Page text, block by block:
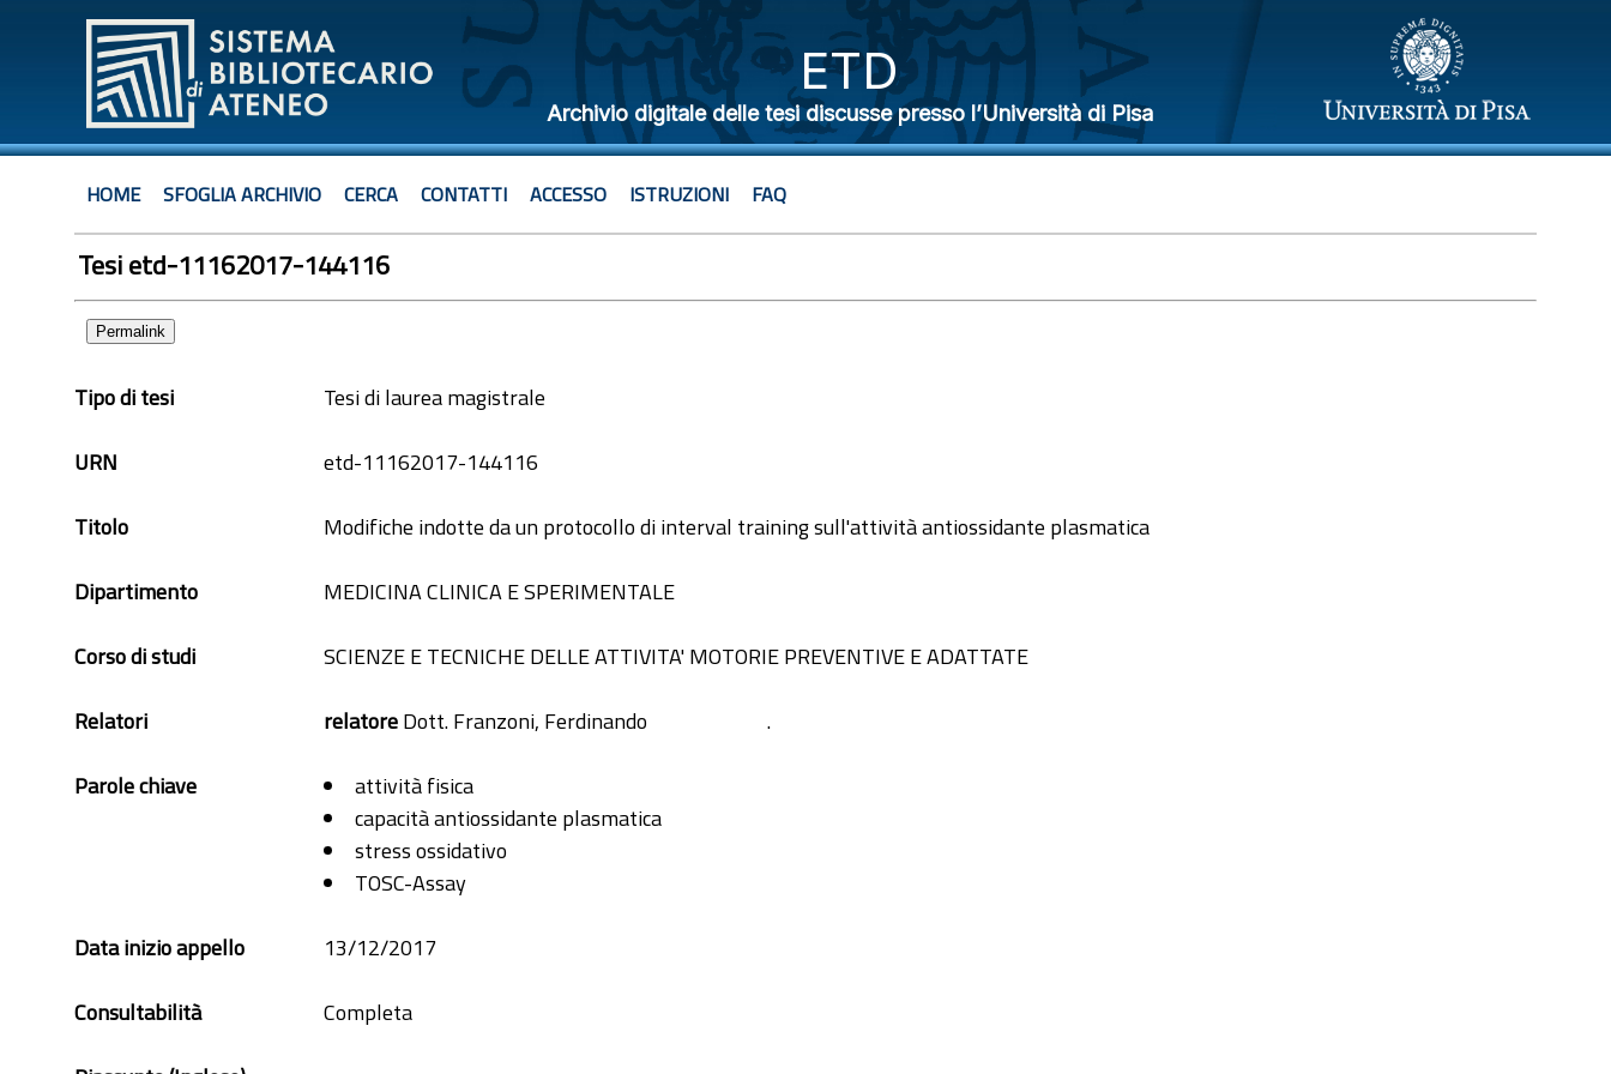
ETD
Archivio digitale delle tesi discusse presso l’Università di Pisa
HOME SFOGLIA ARCHIVIO CERCA CONTATTI ACCESSO ISTRUZIONI FAQ
Tesi etd-11162017-144116
Permalink
Tipo di tesi
Tesi di laurea magistrale
URN
etd-11162017-144116
Titolo
Modifiche indotte da un protocollo di interval training sull'attività antiossidante plasmatica
Dipartimento
MEDICINA CLINICA E SPERIMENTALE
Corso di studi
SCIENZE E TECNICHE DELLE ATTIVITA' MOTORIE PREVENTIVE E ADATTATE
Relatori
.
relatoreDott. Franzoni, Ferdinando
Parole chiave
attività fisica
capacità antiossidante plasmatica
stress ossidativo
TOSC-Assay
Data inizio appello
13/12/2017
Consultabilità
Completa